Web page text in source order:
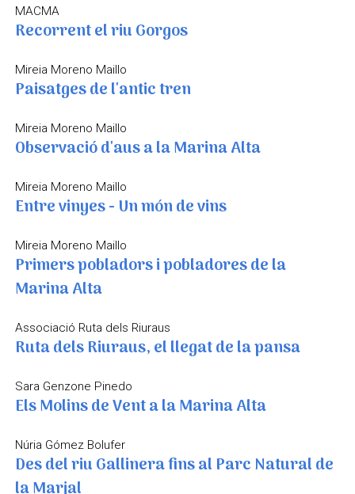
MACMA
Recorrent el riu Gorgos
Mireia Moreno Maillo
Paisatges de l'antic tren
Mireia Moreno Maillo
Observació d'aus a la Marina Alta
Mireia Moreno Maillo
Entre vinyes - Un món de vins
Mireia Moreno Maillo
Primers pobladors i pobladores de la
Marina Alta
Associació Ruta dels Riuraus
Ruta dels Riuraus, el llegat de la pansa
Sara Genzone Pinedo
Els Molins de Vent a la Marina Alta
Núria Gómez Bolufer
Des del riu Gallinera fins al Parc Natural de